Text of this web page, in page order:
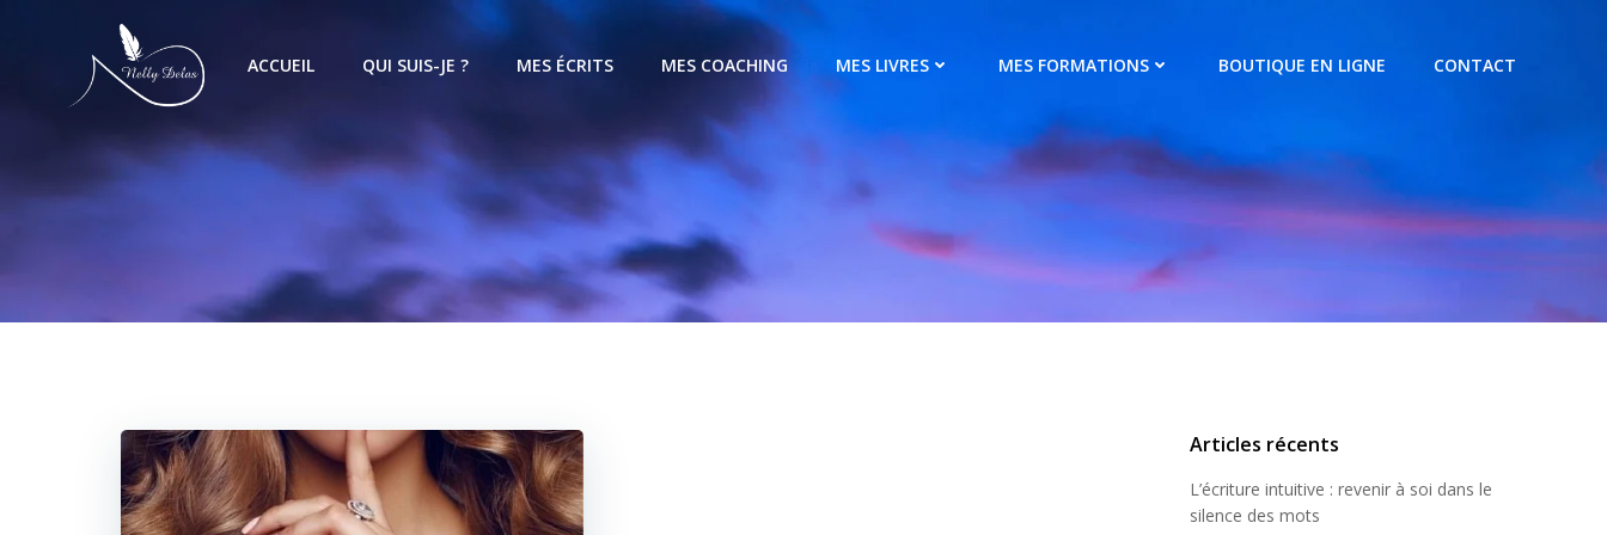
ACCUEIL QUI SUIS-JE ? MES ÉCRITS MES COACHING MES LIVRES MES FORMATIONS BOUTIQUE EN LIGNE CONTACT
Articles récents
L’écriture intuitive : revenir à soi dans le
silence des mots